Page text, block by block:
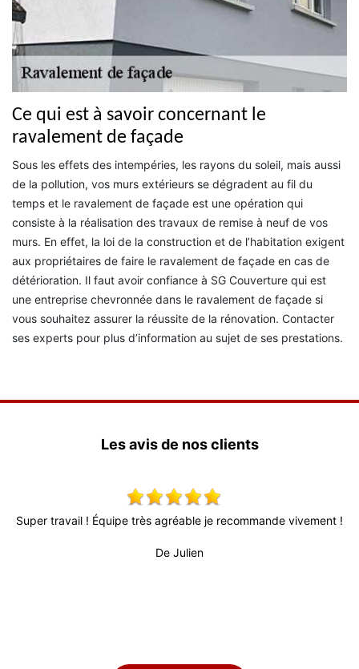
Ce qui est à savoir concernant le
ravalement de façade
Sous les effets des intempéries, les rayons du soleil, mais aussi
de la pollution, vos murs extérieurs se dégradent au fil du
temps et le ravalement de façade est une opération qui
consiste à la réalisation des travaux de remise à neuf de vos
murs. En effet, la loi de la construction et de l’habitation exigent
aux propriétaires de faire le ravalement de façade en cas de
détérioration. Il faut avoir confiance à SG Couverture qui est
une entreprise chevronnée dans le ravalement de façade si
vous souhaitez assurer la réussite de la rénovation. Contacter
ses experts pour plus d’information au sujet de ses prestations.
Les avis de nos clients
Super travail ! Équipe très agréable je recommande vivement !
De Julien